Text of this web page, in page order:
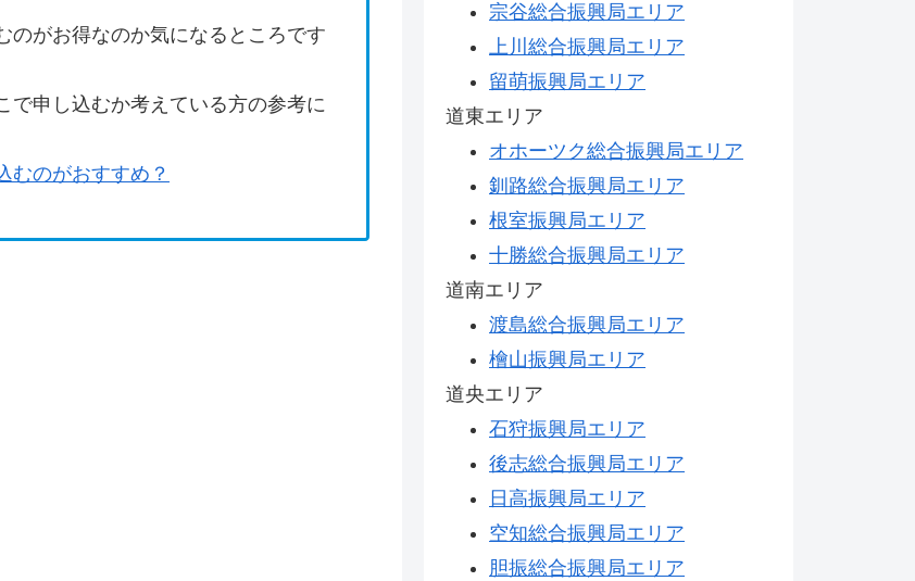
のがお得なのか気になるところです
で申し込むか考えている方の参考に
むのがおすすめ？
宗谷総合振興局エリア
上川総合振興局エリア
留萌振興局エリア
道東エリア
オホーツク総合振興局エリア
釧路総合振興局エリア
根室振興局エリア
十勝総合振興局エリア
道南エリア
渡島総合振興局エリア
檜山振興局エリア
道央エリア
石狩振興局エリア
後志総合振興局エリア
日高振興局エリア
空知総合振興局エリア
胆振総合振興局エリア